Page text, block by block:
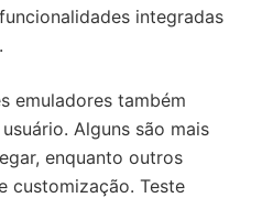
integradas
emuladores também
Alguns são mais
enquanto outros
customização. Teste